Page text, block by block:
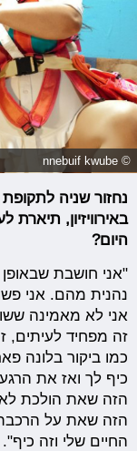
© nnebuif kwube
נחזור שניה
באירוויזיון,
היום?
"אני חושבת
נהנית מהם. אני
אני לא מאמינה
זה מפחיד לעיתים,
כמו ביקור בלונה
כיף לך ואז את
הזה שאת הולכת
הזה שאת על
החיים שלי וזה כיף".